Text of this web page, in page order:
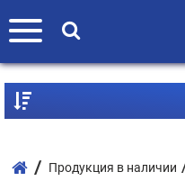
Продукция в наличии